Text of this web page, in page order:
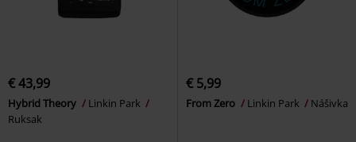
€ 43,99
Hybrid Theory
Linkin Park
Ruksak
€ 5,99
From Zero Linkin Park Nášivka